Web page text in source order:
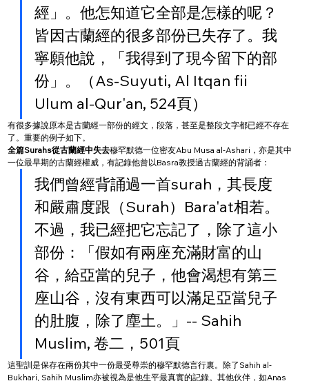
經」。他怎知道它全部是怎樣的呢？
皆因古蘭經的很多部份已失存了。我
寧願他說，「我得到了現今留下的部
份」。（As-Suyuti, Al Itqan fii
Ulum al-Qur'an, 524頁）
有很多據說原本是古蘭經一部份的經文，段落，甚至是整段文字都已經不存在
了。重要的例子如下。
全篇Surahs從古蘭經中失去穆罕默德一位密友Abu Musa al-Ashari，亦是其中
一位最早期的古蘭經權威，有記錄他曾以Basra教授過古蘭經的背誦者：
我們曾經背誦過一首surah，其長度
和嚴肅度跟（Surah）Bara'at相若。
不過，我已經把它忘記了，除了這小
部份：「假如有兩座充滿財富的山
谷，給亞當的兒子，他會渴想有第三
座山谷，沒有東西可以滿足亞當兒子
的肚腹，除了塵土。」-- Sahih
Muslim, 卷二，501頁
這聖訓是保存在兩份其中一份最受尊崇的穆罕默德言行裏。除了Sahih al-
Bukhari, Sahih Muslim亦被視為是他生平最真實的記錄。其他伙伴，如Anas